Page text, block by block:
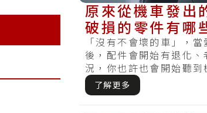
原來從機車發出
破損的零件有哪
維修讓它不再出
「沒有不會壞的車」，
後，配件會開始有退化、
況，你也許也會開始聽
時候搞懂車輛的異音.....
了解更多